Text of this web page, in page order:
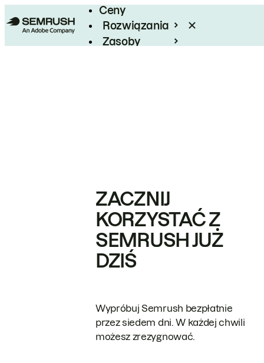
Ceny
Rozwiązania
Zasoby
ZACZNIJ
KORZYSTAĆ Z
SEMRUSH JUŻ
DZIŚ
Wypróbuj Semrush bezpłatnie
przez siedem dni. W każdej chwili
możesz zrezygnować.